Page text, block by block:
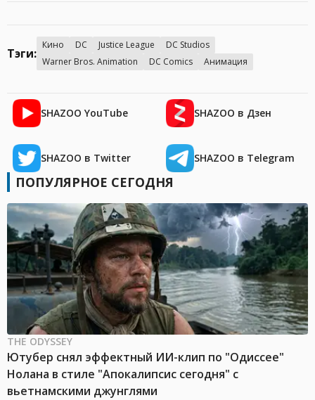
Тэги:
Кино DC Justice League
DC Studios
Warner Bros. Animation
DC Comics Анимация
SHAZOO YouTube SHAZOO в Дзен
SHAZOO в Twitter SHAZOO в Telegram
ПОПУЛЯРНОЕ СЕГОДНЯ
THE ODYSSEY
Ютубер снял эффектный ИИ-клип по "Одиссее"
Нолана в стиле "Апокалипсис сегодня" с
вьетнамскими джунглями